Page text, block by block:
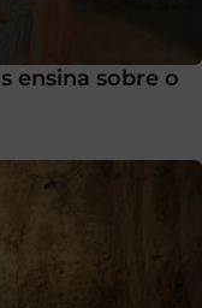
ensina sobre o